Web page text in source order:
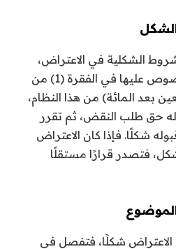
الشكلية في الاعتراض،
المتعلقة بالبيانات المنصوص عليها في الفقرة (1) من
بعد المائة) من هذا النظام،
له حق طلب النقض، ثم تقرر
شكلًا. فإذا كان الاعتراض
فتصدر قرارًا مستقلًا
الاعتراض شكلًا، فتفصل في